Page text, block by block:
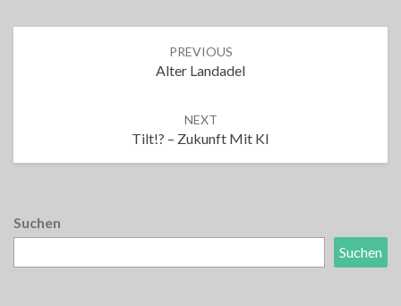
PREVIOUS
Alter Landadel
NEXT
Tilt!? – Zukunft Mit KI
Suchen
Suchen